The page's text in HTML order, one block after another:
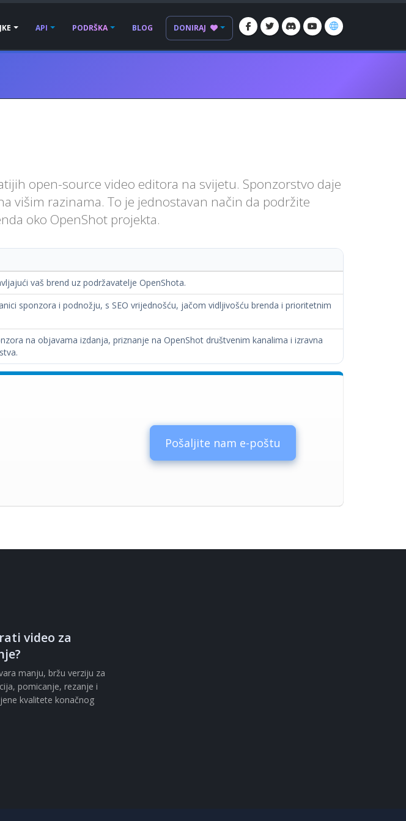
API PODRŠKA BLOG DONIRAJ
open-source video editora na svijetu. Sponzorstvo daje
višim razinama. To je jednostavan način da podržite
oko OpenShot projekta.
vaš brend uz podržavatelje OpenShota.
sponzora i podnožju, s SEO vrijednošću, jačom vidljivošću brenda i prioritetnim
na objavama izdanja, priznanje na OpenShot društvenim kanalima i izravna
Pošaljite nam e-poštu
video za
manju, bržu verziju za
pomicanje, rezanje i
kvalitete konačnog